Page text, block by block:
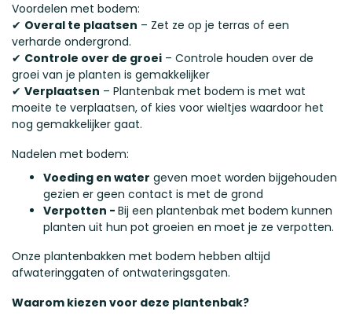
Voordelen met bodem:
✔ Overal te plaatsen – Zet ze op je terras of een
verharde ondergrond.
✔ Controle over de groei – Controle houden over de
groei van je planten is gemakkelijker
✔ Verplaatsen – Plantenbak met bodem is met wat
moeite te verplaatsen, of kies voor wieltjes waardoor het
nog gemakkelijker gaat.
Nadelen met bodem:
Voeding en water geven moet worden bijgehouden
gezien er geen contact is met de grond
Verpotten - Bij een plantenbak met bodem kunnen
planten uit hun pot groeien en moet je ze verpotten.
Onze plantenbakken met bodem hebben altijd
afwateringgaten of ontwateringsgaten.
Waarom kiezen voor deze plantenbak?